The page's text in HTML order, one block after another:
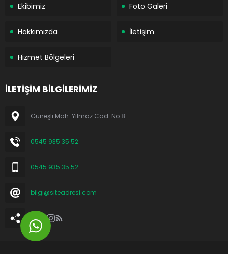
Ekibimiz Foto Galeri
Hakkımızda İletişim
Hizmet Bölgeleri
İLETİŞİM BİLGİLERİMİZ
Güneşli Mah. Yılmaz Cad. No:8
0545 935 35 52
0545 935 35 52
bilgi@siteadresi.com